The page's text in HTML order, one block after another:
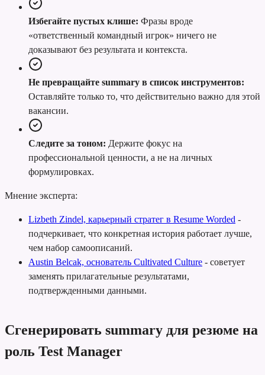
Избегайте пустых клише: Фразы вроде
«ответственный командный игрок» ничего не
доказывают без результата и контекста.
Не превращайте summary в список инструментов:
Оставляйте только то, что действительно важно для этой
вакансии.
Следите за тоном: Держите фокус на
профессиональной ценности, а не на личных
формулировках.
Мнение эксперта:
Lizbeth Zindel, карьерный стратег в Resume Worded -
подчеркивает, что конкретная история работает лучше,
чем набор самоописаний.
Austin Belcak, основатель Cultivated Culture - советует
заменять прилагательные результатами,
подтвержденными данными.
Сгенерировать summary для резюме на
роль Test Manager